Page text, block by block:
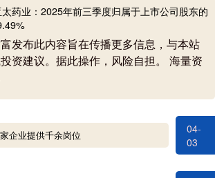
药业：2025年前三季度归属于上市公司股东的
发布此内容旨在传播更多信息，与本站
资建议。据此操作，风险自担。 海量资
企业提供千余岗位
04-
03